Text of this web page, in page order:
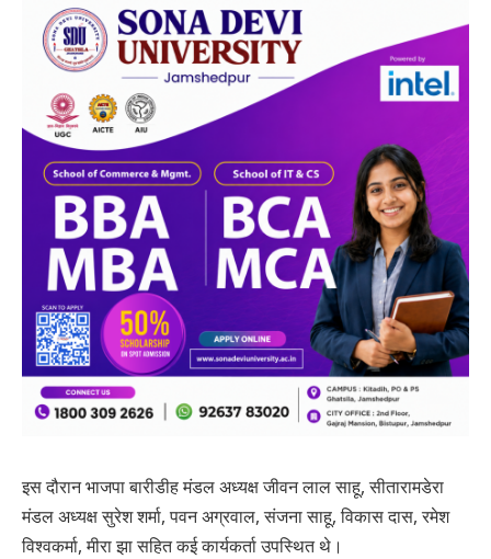
इस दौरान भाजपा बारीडीह मंडल अध्यक्ष जीवन लाल साहू, सीतारामडेरा
मंडल अध्यक्ष सुरेश शर्मा, पवन अग्रवाल, संजना साहू, विकास दास, रमेश
विश्वकर्मा, मीरा झा सहित कई कार्यकर्ता उपस्थित थे।